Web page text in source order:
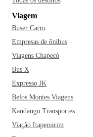
Pinguim é perfeita
com o famoso chope
Preto!
Viagem
Buser Carro
Empresas de ônibus
Viagens Chapecó
Bus X
Expresso JK
Belos Montes Viagens
Kandango Transportes
Viação Itapemirim